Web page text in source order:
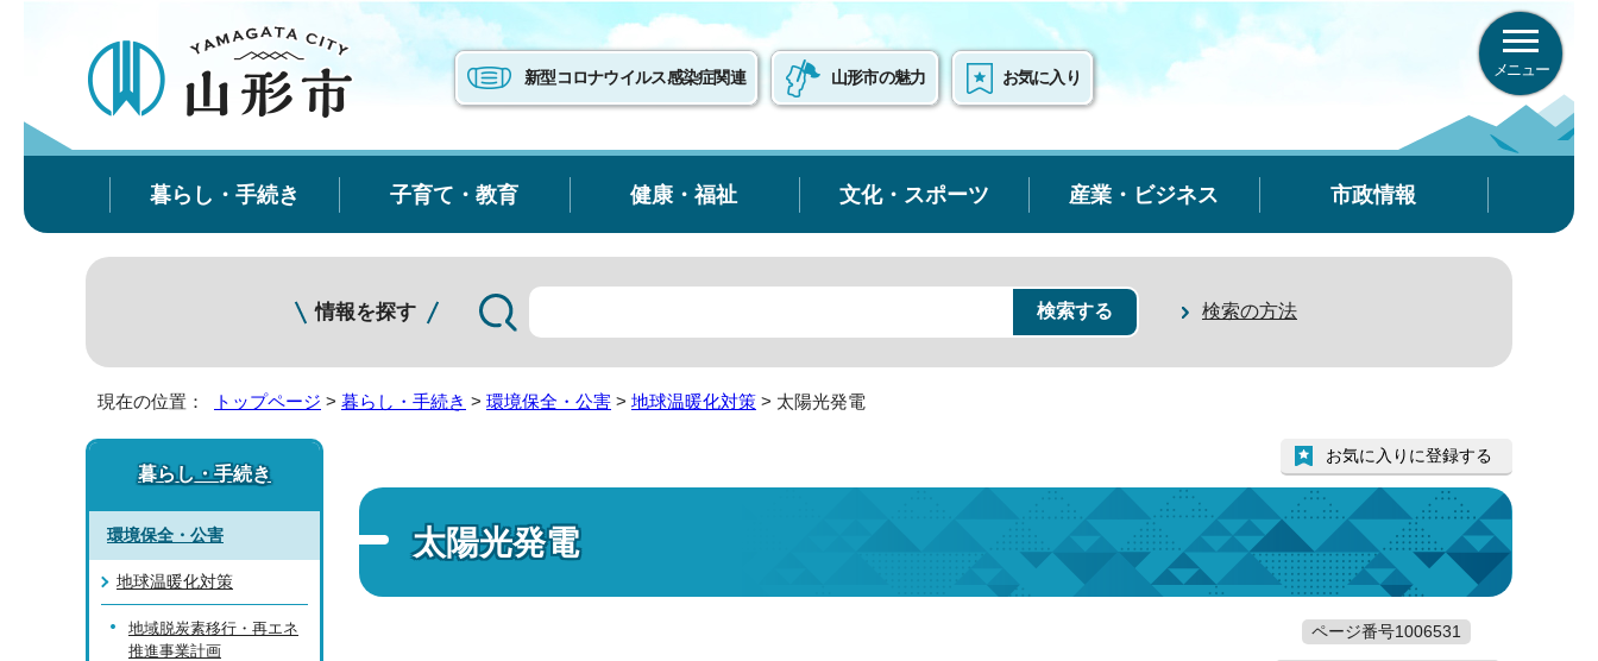
新型コロナウイルス感染症関連 山形市の魅力 お気に入り メニュー
暮らし・手続き 子育て・教育 健康・福祉 文化・スポーツ 産業・ビジネス 市政情報
情報を探す 検索の方法
現在の位置： トップページ > 暮らし・手続き > 環境保全・公害 > 地球温暖化対策 > 太陽光発電
太陽光発電
お気に入りに登録する
ページ番号1006531
暮らし・手続き
環境保全・公害
地球温暖化対策
地域脱炭素移行・再エネ
推進事業計画